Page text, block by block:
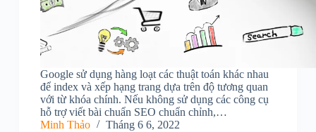
Google sử dụng hàng loạt các thuật toán khác nhau
để index và xếp hạng trang dựa trên độ tương quan
với từ khóa chính. Nếu không sử dụng các công cụ
hỗ trợ viết bài chuẩn SEO chuẩn chỉnh,…
Minh Thảo
Tháng 6 6, 2022